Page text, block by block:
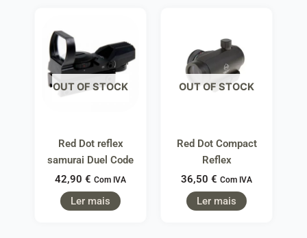
OUT OF STOCK
Red Dot reflex
samurai Duel Code
42,90 € Com IVA
Ler mais
OUT OF STOCK
Red Dot Compact
Reflex
36,50 € Com IVA
Ler mais